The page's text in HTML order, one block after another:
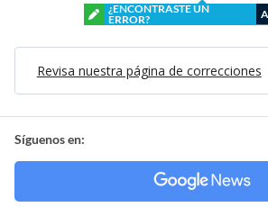
¿ENCONTRASTE UN
ERROR?
Revisa nuestra página de correcciones
Síguenos en: